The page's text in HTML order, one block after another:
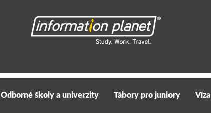
Odborné školy a univerzity Tábory pro juniory Víza